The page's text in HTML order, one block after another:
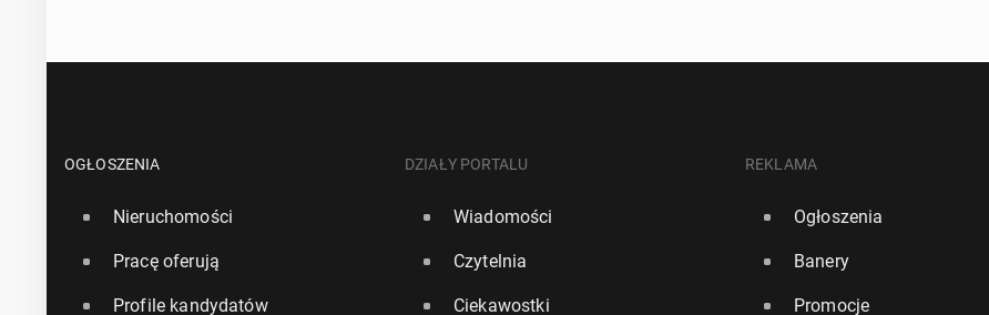
Ro­syj­ski okręt na kanale La Manche oddał strzały ostrze­gaw­cze. Bry­
OGŁOSZENIA
Nieruchomości
Pracę oferują
Profile kandydatów
DZIAŁY PORTALU
Wiadomości
Czytelnia
Ciekawostki
REKLAMA
Ogłoszenia
Banery
Promocje